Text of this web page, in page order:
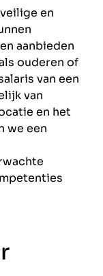
en
aanbieden
ouderen of
van een
van
en het
we een